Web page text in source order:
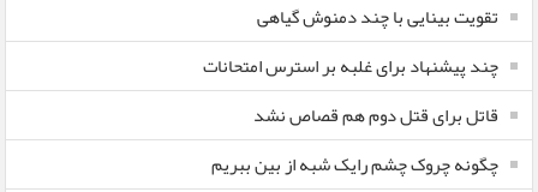
تقویت بینایی با چند دمنوش گیاهی
چند پیشنهاد برای غلبه بر استرس امتحانات
قاتل برای قتل دوم هم قصاص نشد
چگونه چروک چشم رایک شبه از بین ببریم